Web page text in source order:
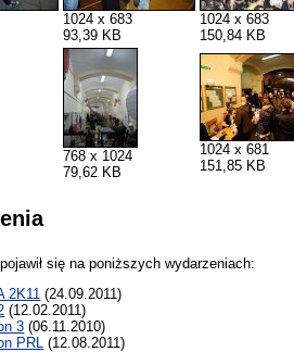
1024 x 683
93,39 KB
1024 x 683
150,84 KB
768 x 1024
79,62 KB
1024 x 681
151,85 KB
się na poniższych wydarzeniach:
2K11 (24.09.2011)
(12.02.2011)
3 (06.11.2010)
PRL (12.08.2011)